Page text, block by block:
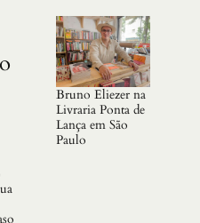
Bruno Eliezer na
Livraria Ponta de
Lança em São
Paulo